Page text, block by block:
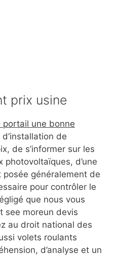
prix usine
portail une bonne
de
de s’informer sur les
d’une
généralement de
pour contrôler le
que nous vous
see moreun devis
au droit national des
volets roulants
d’analyse et un